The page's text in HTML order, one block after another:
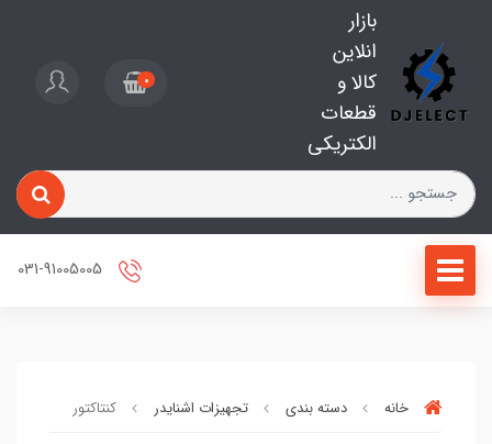
بازار
انلاین
کالا و
قطعات
الکتریکی
0
خانه دسته بندی تجهیزات اشنایدر کنتاکتور